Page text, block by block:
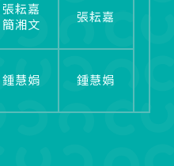
張耘嘉
簡湘文
鍾慧娟
張耘嘉
鍾慧娟